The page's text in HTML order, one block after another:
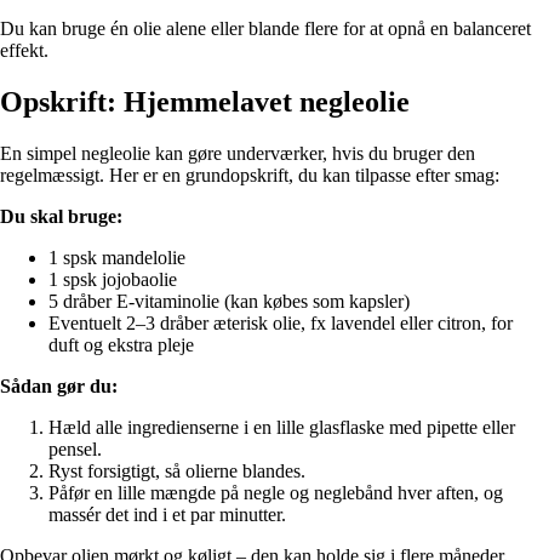
Du kan bruge én olie alene eller blande flere for at opnå en balanceret
effekt.
Opskrift: Hjemmelavet negleolie
En simpel negleolie kan gøre underværker, hvis du bruger den
regelmæssigt. Her er en grundopskrift, du kan tilpasse efter smag:
Du skal bruge:
1 spsk mandelolie
1 spsk jojobaolie
5 dråber E-vitaminolie (kan købes som kapsler)
Eventuelt 2–3 dråber æterisk olie, fx lavendel eller citron, for
duft og ekstra pleje
Sådan gør du:
Hæld alle ingredienserne i en lille glasflaske med pipette eller
pensel.
Ryst forsigtigt, så olierne blandes.
Påfør en lille mængde på negle og neglebånd hver aften, og
massér det ind i et par minutter.